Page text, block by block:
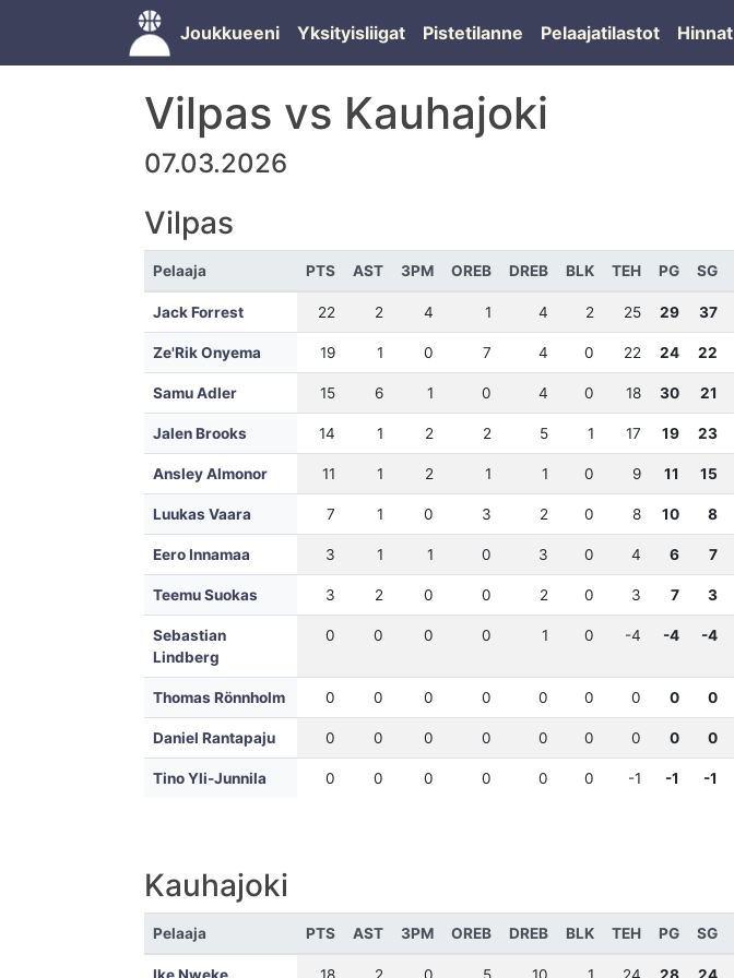
Joukkueeni Yksityisliigat Pistetilanne Pelaajatilastot Hinnat
Vilpas vs Kauhajoki
07.03.2026
Vilpas
Pelaaja PTS AST 3PM OREB DREB BLK TEH PG SG
Jack Forrest 22 2 4 1 4 2 25 29 37
Ze'Rik Onyema 19 1 0 7 4 0 22 24 22
Samu Adler 15 6 1 0 4 0 18 30 21
Jalen Brooks 14 1 2 2 5 1 17 19 23
Ansley Almonor 11 1 2 1 1 0 9 11 15
Luukas Vaara 7 1 0 3 2 0 8 10 8
Eero Innamaa 3 1 1 0 3 0 4 6 7
Teemu Suokas 3 2 0 0 2 0 3 7 3
Sebastian
Lindberg
0 0 0 0 1 0 -4 -4 -4
Thomas Rönnholm 0 0 0 0 0 0 0 0 0
Daniel Rantapaju 0 0 0 0 0 0 0 0 0
Tino Yli-Junnila 0 0 0 0 0 0 -1 -1 -1
Kauhajoki
Pelaaja PTS AST 3PM OREB DREB BLK TEH PG SG